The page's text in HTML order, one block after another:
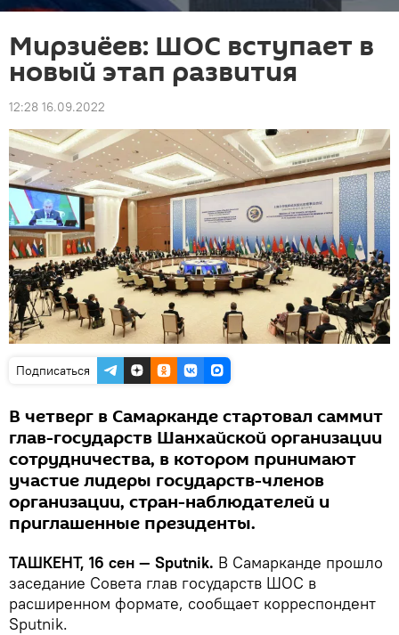
Мирзиёев: ШОС вступает в
новый этап развития
12:28 16.09.2022
Подписаться
В четверг в Самарканде стартовал саммит
глав-государств Шанхайской организации
сотрудничества, в котором принимают
участие лидеры государств-членов
организации, стран-наблюдателей и
приглашенные президенты.
ТАШКЕНТ, 16 сен — Sputnik. В Самарканде прошло
заседание Совета глав государств ШОС в
расширенном формате, сообщает корреспондент
Sputnik.